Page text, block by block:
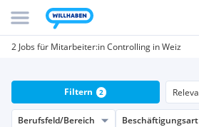
2 Jobs für Mitarbeiter:in Controlling in Weiz
Filtern 2
Berufsfeld/Bereich Beschäftigungsart